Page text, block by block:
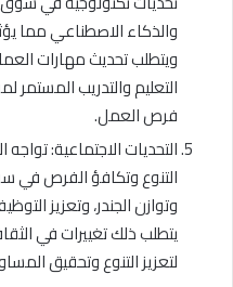
والذكاء الاصطناعي مما
ويتطلب تحديث مهارات
التعليم والتدريب المستمر
فرص العمل.
التحديات الاجتماعية:
التنوع وتكافؤ الفرص
وتوازن الجندر، وتعزيز
يتطلب ذلك تغييرات في
لتعزيز التنوع وتحقيق